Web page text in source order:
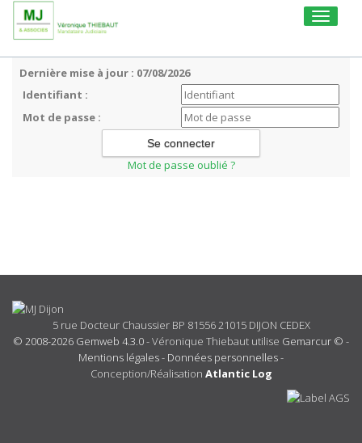
Toggle
Dernière mise à jour : 07/08/2026
Identifiant :
Mot de passe :
Mot de passe oublié ?
5 rue Docteur Chaussier BP 81556 21015 DIJON CEDEX
© 2008-2026 Gemweb 4.3.0- Véronique Thiebaut utilise Gemarcur © -
Mentions légales- Données personnelles-
Conception/Réalisation Atlantic Log